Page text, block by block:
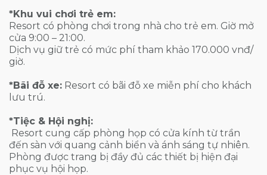
*Khu vui chơi trẻ em:
Resort có phòng chơi trong nhà cho trẻ em. Giờ mở
cửa 9:00 – 21:00.
Dịch vụ giữ trẻ có mức phí tham khảo 170.000 vnđ/
giờ.
*Bãi đỗ xe: Resort có bãi đỗ xe miễn phí cho khách
lưu trú.
*Tiệc & Hội nghị:
Resort cung cấp phòng họp có cửa kính từ trần
đến sàn với quang cảnh biển và ánh sáng tự nhiên.
Phòng được trang bị đầy đủ các thiết bị hiện đại
phục vụ hội họp.